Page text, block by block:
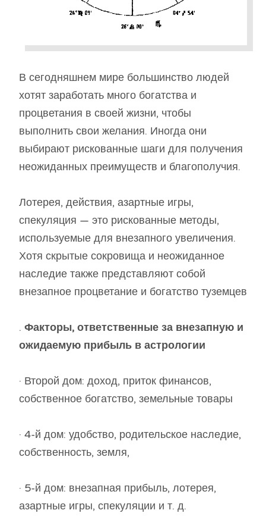
В сегодняшнем мире большинство людей
хотят заработать много богатства и
процветания в своей жизни, чтобы
выполнить свои желания. Иногда они
выбирают рискованные шаги для получения
неожиданных преимуществ и благополучия.
Лотерея, действия, азартные игры,
спекуляция — это рискованные методы,
используемые для внезапного увеличения.
Хотя скрытые сокровища и неожиданное
наследие также представляют собой
внезапное процветание и богатство туземцев
. Факторы, ответственные за внезапную и
ожидаемую прибыль в астрологии
· Второй дом: доход, приток финансов,
собственное богатство, земельные товары
· 4-й дом: удобство, родительское наследие,
собственность, земля,
· 5-й дом: внезапная прибыль, лотерея,
азартные игры, спекуляции и т. д.